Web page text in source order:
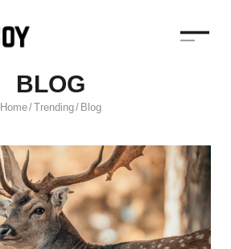
BLOG
Home/Trending/ Blog